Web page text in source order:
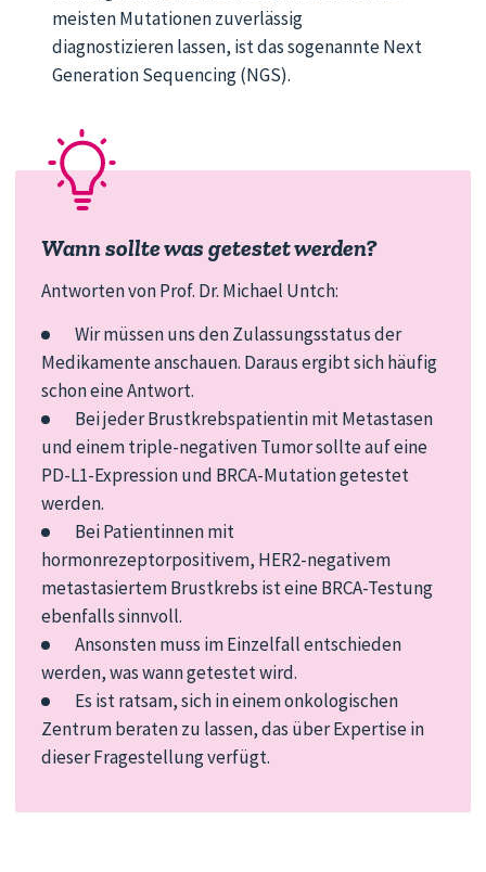
meisten Mutationen zuverlässig
diagnostizieren lassen, ist das sogenannte Next
Generation Sequencing (NGS).
Wann sollte was getestet werden?
Antworten vonProf. Dr. Michael Untch:
Wir müssen uns den Zulassungsstatus der
Medikamente anschauen. Daraus ergibt sich häufig
schon eine Antwort.
Bei jederBrustkrebspatientin mit Metastasen
und einemtriple-negativen Tumor sollte auf eine
PD-L1-Expression und BRCA-Mutation getestet
werden.
Bei Patientinnenmit
hormonrezeptorpositivem, HER2-negativem
metastasiertem Brustkrebs ist eine BRCA-Testung
ebenfallssinnvoll.
Ansonsten muss im Einzelfall entschieden
werden, was wann getestet wird.
Es ist ratsam, sich in einem onkologischen
Zentrum beraten zu lassen, das über Expertise in
dieser Fragestellung verfügt.